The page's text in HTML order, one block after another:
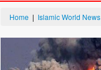
Home | Islamic World News